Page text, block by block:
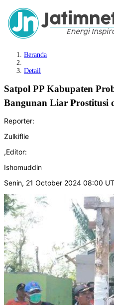
Beranda
Detail
Satpol PP Kabupaten
Bangunan Liar Prostitusi
Reporter:
Zulkiflie
,Editor:
Ishomuddin
Senin, 21 October 2024 08:00